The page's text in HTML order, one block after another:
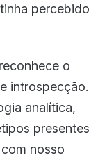
percebido
o
introspecção.
analítica,
presentes
nosso